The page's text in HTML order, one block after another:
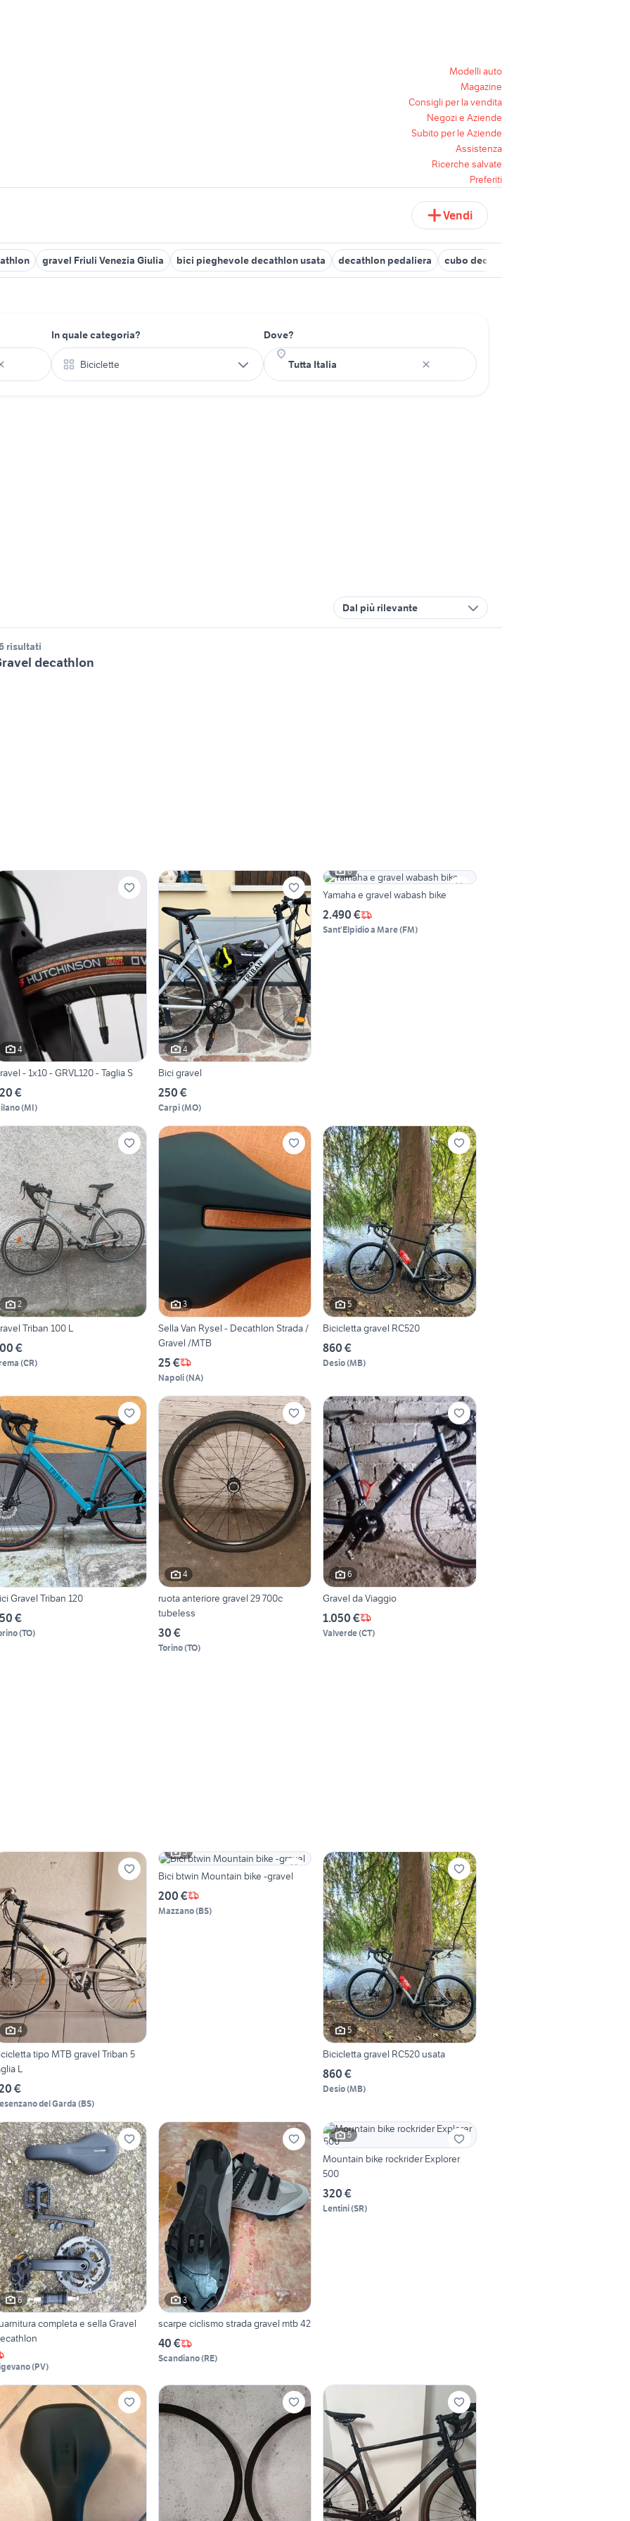
Modelli auto
Magazine
Consigli per la vendita
Negozi e Aziende
Subito per le Aziende
Assistenza
Ricerche salvate
Preferiti
Vendi
gravel Friuli Venezia Giulia bici pieghevole decathlon usata decathlon pedaliera cubo decathlon
In quale categoria?
Biciclette
Dove?
Dal più rilevante
risultati
decathlon
4
Gravel - 1x10 - GRVL120 - Taglia S
€
(MI)
4
Bici gravel
250 €
Carpi(MO)
6
Yamaha e gravel wabash bike
2.490 €
Sant'Elpidio a Mare(FM)
2
Triban 100 L
€
(CR)
3
Sella Van Rysel - Decathlon Strada /
Gravel /MTB
25 €
Napoli(NA)
5
Bicicletta gravel RC520
860 €
Desio(MB)
Gravel Triban 120
€
(TO)
4
ruota anteriore gravel 29 700c
tubeless
30 €
Torino(TO)
6
Gravel da Viaggio
1.050 €
Valverde(CT)
4
tipo MTB gravel Triban 5
L
€
del Garda (BS)
3
Bici btwin Mountain bike -gravel
200 €
Mazzano(BS)
5
Bicicletta gravel RC520 usata
860 €
Desio(MB)
6
completa e sella Gravel
(PV)
3
scarpe ciclismo strada gravel mtb 42
40 €
Scandiano(RE)
5
Mountain bike rockrider Explorer
500
320 €
Lentini(SR)